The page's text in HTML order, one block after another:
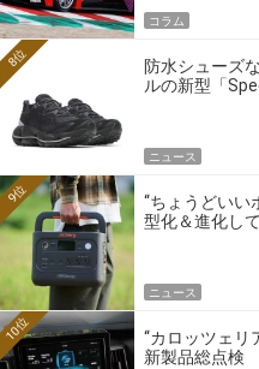
コラム
防水シューズ
ルの新型「
8位
ニュース
“ちょうどいい
型化＆進化し
9位
ニュース
“カロッツェリ
新製品総点検
10位